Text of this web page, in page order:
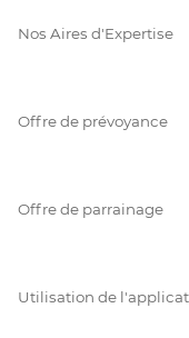
Nos Aires d'Expertise
Offre de prévoyance
Offre de parrainage
Utilisation de